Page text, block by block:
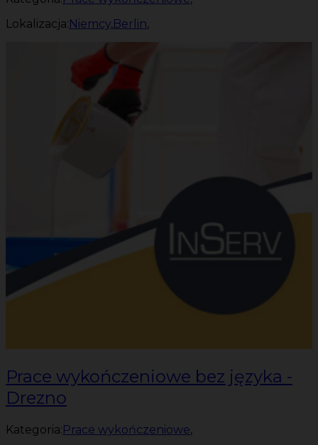
Lokalizacja: Niemcy,Berlin,
Prace wykończeniowe bez języka -
Drezno
Kategoria:Prace wykończeniowe,